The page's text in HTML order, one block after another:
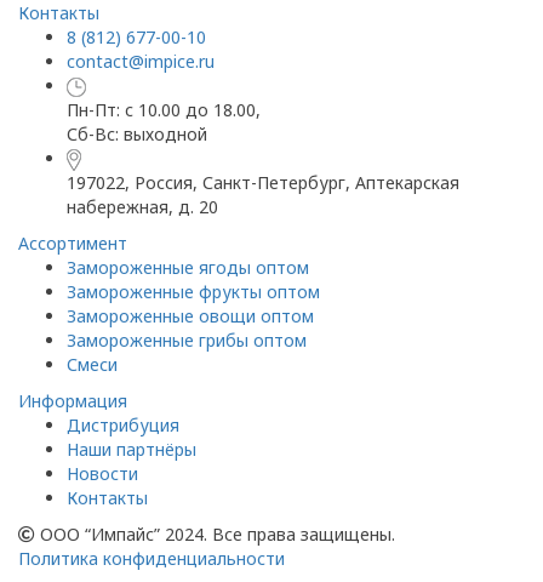
Контакты
8 (812) 677-00-10
contact@impice.ru
Пн-Пт: с 10.00 до 18.00,
Сб-Вс: выходной
197022, Россия, Санкт-Петербург, Аптекарская
набережная, д. 20
Ассортимент
Замороженные ягоды оптом
Замороженные фрукты оптом
Замороженные овощи оптом
Замороженные грибы оптом
Смеси
Информация
Дистрибуция
Наши партнёры
Новости
Контакты
ООО “Импайс” 2024. Все права защищены.
Политика конфиденциальности